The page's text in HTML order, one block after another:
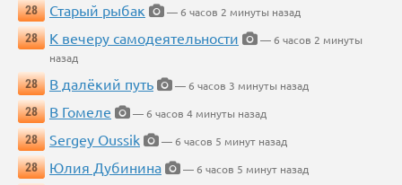
28
Старый рыбак
— 6 часов 2 минуты назад
28
К вечеру самодеятельности
— 6 часов 2 минуты
назад
28
В далёкий путь
— 6 часов 3 минуты назад
28
В Гомеле
— 6 часов 4 минуты назад
28
Sergey Oussik
— 6 часов 5 минут назад
28
Юлия Дубинина
— 6 часов 5 минут назад